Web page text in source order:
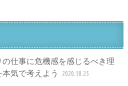
仕事に危機感を感じるべき理
気で考えよう
2020.10.25